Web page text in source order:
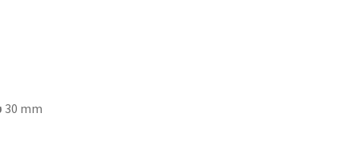
30 mm